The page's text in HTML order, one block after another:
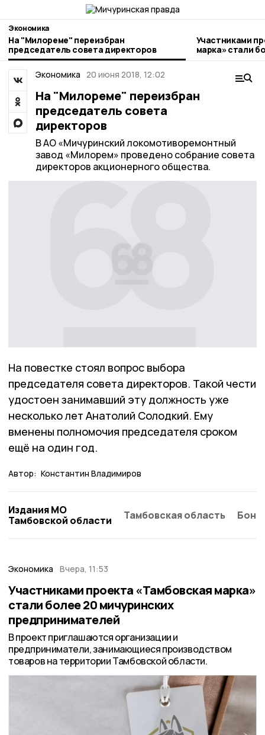
Экономика
На "Милореме" переизбран
председатель совета директоров
Участниками
марка» стали более 20
Экономика 20 июня 2018, 12:02
На "Милореме" переизбран
председатель совета
директоров
В АО «Мичуринский локомотиворемонтный
завод «Милорем» проведено собрание совета
директоров акционерного общества.
На повестке стоял вопрос выбора
председателя совета директоров. Такой чести
удостоен занимавший эту должность уже
несколько лет Анатолий Солодкий. Ему
вменены полномочия председателя сроком
ещё на один год.
Автор: Константин Владимиров
Издания МО
Тамбовской области
Тамбовская область
Экономика Вчера, 11:53
Участниками проекта «Тамбовская марка»
стали более 20 мичуринских
предпринимателей
В проект приглашаются организации и
предприниматели, занимающиеся производством
товаров на территории Тамбовской области.